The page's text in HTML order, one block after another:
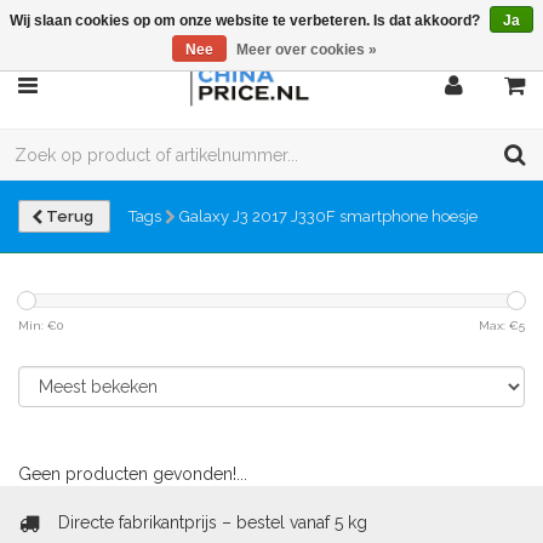
Terug Tags Galaxy J3 2017 J330F smartphone hoesje
Min: €0 Max: €5
Geen producten gevonden!...
Directe fabrikantprijs – bestel vanaf 5 kg
Wij slaan cookies op om onze website te verbeteren. Is dat akkoord?
Ja
Nee
Meer over cookies »